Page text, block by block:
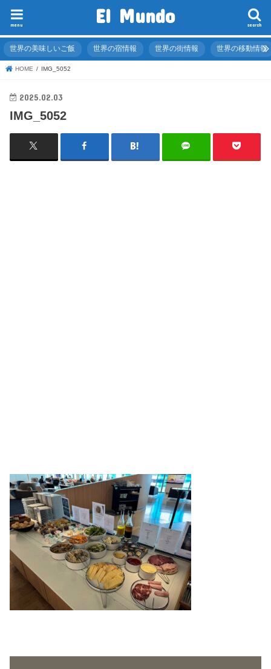
El Mundo search
menu
世界の美味しいご飯 世界の宿情報 世界の街情報 世界の移動情報
HOME IMG_5052
2025.02.03
IMG_5052